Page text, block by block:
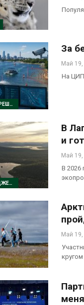
ТЕХНОЛОГИЧЕСКИЕ РЕШЕНИЯ
За
Май 19,
На
ЗАПОВЕДНЫЙ ДАЙДЖЕСТ
В
и
Май 19,
В 2026
Май 19,